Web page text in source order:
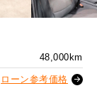
13,600 円
円
48,000km
ローン参考価格